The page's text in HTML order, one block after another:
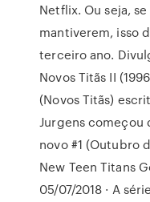
Netflix. Ou seja,
mantiverem, isso
terceiro ano.
Novos Titãs II
(Novos Titãs)
Jurgens começou
novo #1 (Outubro
New Teen Titans
05/07/2018 · A